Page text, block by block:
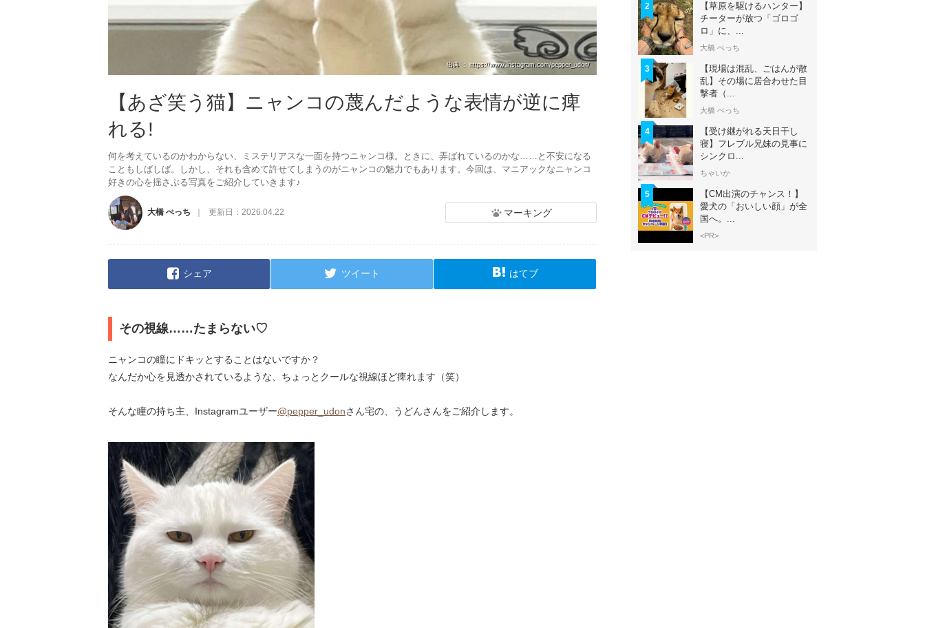
出典 ： https://www.instagram.com/pepper_udon/
【あざ笑う猫】ニャンコの蔑んだような表情が逆に痺
れる!
何を考えているのかわからない、ミステリアスな一面を持つニャンコ様。ときに、弄ばれているのかな……と不安になる
こともしばしば。しかし、それも含めて許せてしまうのがニャンコの魅力でもあります。今回は、マニアックなニャンコ
好きの心を揺さぶる写真をご紹介していきます♪
大橋 ぺっち 更新日： 2026.04.22 マーキング
シェア ツイート はてブ
その視線……たまらない♡
ニャンコの瞳にドキッとすることはないですか？
なんだか心を見透かされているような、ちょっとクールな視線ほど痺れます（笑）
そんな瞳の持ち主、Instagramユーザー@pepper_udonさん宅の、うどんさんをご紹介します。
2
【草原を駆けるハンター】
チーターが放つ「ゴロゴ
ロ」に、...
大橋 ぺっち
3
【現場は混乱、ごはんが散
乱】その場に居合わせた目
撃者（...
大橋 ぺっち
4
【受け継がれる天日干し
寝】フレブル兄妹の見事に
シンクロ...
ちゃいか
5
【CM出演のチャンス！】
愛犬の「おいしい顔」が全
国へ。...
<PR>